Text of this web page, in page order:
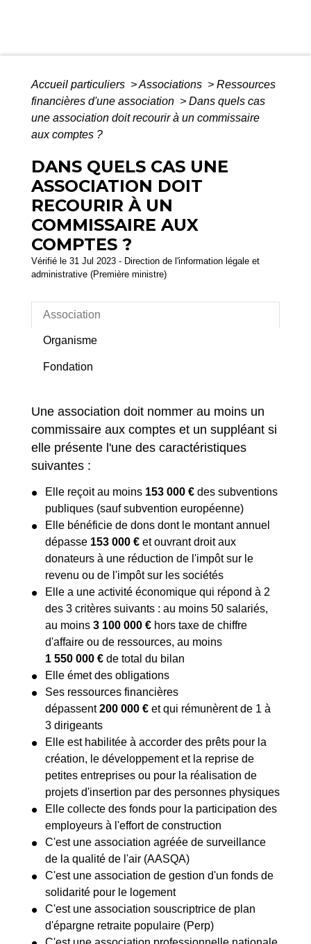
Accueil particuliers >Associations > Ressources
financières d'une association > Dans quels cas
une association doit recourir à un commissaire
aux comptes ?
DANS QUELS CAS UNE
ASSOCIATION DOIT
RECOURIR À UN
COMMISSAIRE AUX
COMPTES ?
Vérifié le 31 Jul 2023 - Direction de l'information légale et
administrative (Première ministre)
Association
Organisme
Fondation
Une association doit nommer au moins un
commissaire aux comptes et un suppléant si
elle présente l'une des caractéristiques
suivantes :
Elle reçoit au moins 153 000 € des subventions
publiques (sauf subvention européenne)
Elle bénéficie de dons dont le montant annuel
dépasse 153 000 € et ouvrant droit aux
donateurs à une réduction de l'impôt sur le
revenu ou de l'impôt sur les sociétés
Elle a une activité économique qui répond à 2
des 3 critères suivants : au moins 50 salariés,
au moins 3 100 000 € hors taxe de chiffre
d'affaire ou de ressources, au moins
1 550 000 € de total du bilan
Elle émet des obligations
Ses ressources financières
dépassent200 000 € et qui rémunèrent de 1 à
3 dirigeants
Elle est habilitée à accorder des prêts pour la
création, le développement et la reprise de
petites entreprises ou pour la réalisation de
projets d'insertion par des personnes physiques
Elle collecte des fonds pour la participation des
employeurs à l'effort de construction
C'est une association agréée de surveillance
de la qualité de l'air (AASQA)
C'est une association de gestion d'un fonds de
solidarité pour le logement
C'est une association souscriptrice de plan
d'épargne retraite populaire (Perp)